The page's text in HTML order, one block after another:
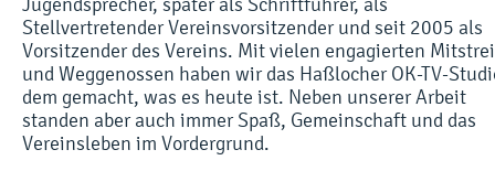
Stellvertretender Vereinsvorsitzender und seit 2005 als
Vorsitzender des Vereins. Mit vielen engagierten
und Weggenossen haben wir das Haßlocher OK-TV-
dem gemacht, was es heute ist. Neben unserer Arbeit
standen aber auch immer Spaß, Gemeinschaft und das
Vereinsleben im Vordergrund.